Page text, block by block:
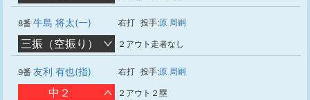
8番 牛島 将太(一) 右打 投手:原 周嗣
三振（空振り） ２アウト走者なし
9番 友利 有也(指) 右打 投手:原 周嗣
中２ ２アウト２塁